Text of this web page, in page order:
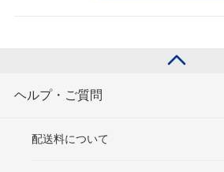
ヘルプ・ご質問
配送料について